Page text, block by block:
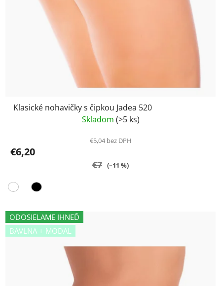
Klasické nohavičky s čipkou Jadea 520
Skladom (>5 ks)
€5,04 bez DPH
€6,20
€7 (–11 %)
ODOSIELAME IHNEĎ
BAVLNA + MODAL